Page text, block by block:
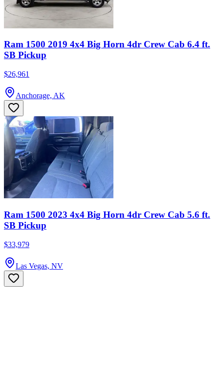
Ram 1500 2019 4x4 Big Horn 4dr Crew Cab 6.4 ft.
SB Pickup
$26,961
Anchorage, AK
Ram 1500 2023 4x4 Big Horn 4dr Crew Cab 5.6 ft.
SB Pickup
$33,979
Las Vegas, NV